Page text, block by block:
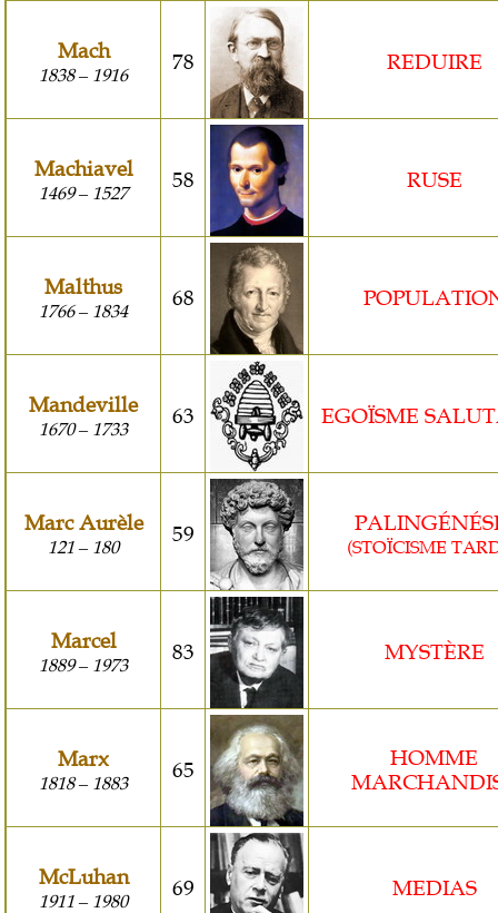
Mach
1838– 1916 78 REDUIRE
Machiavel
1469– 1527 58 RUSE
Malthus
1766– 1834 68
Mandeville
1670– 1733 63 EGOÏSME
Marc Aurèle
121 – 180 59 (STOÏCISME
Marcel
1889– 1973 83 MYSTÈRE
Marx
1818– 1883 65
HOMME
McLuhan
1911 – 1980 69 MEDIAS